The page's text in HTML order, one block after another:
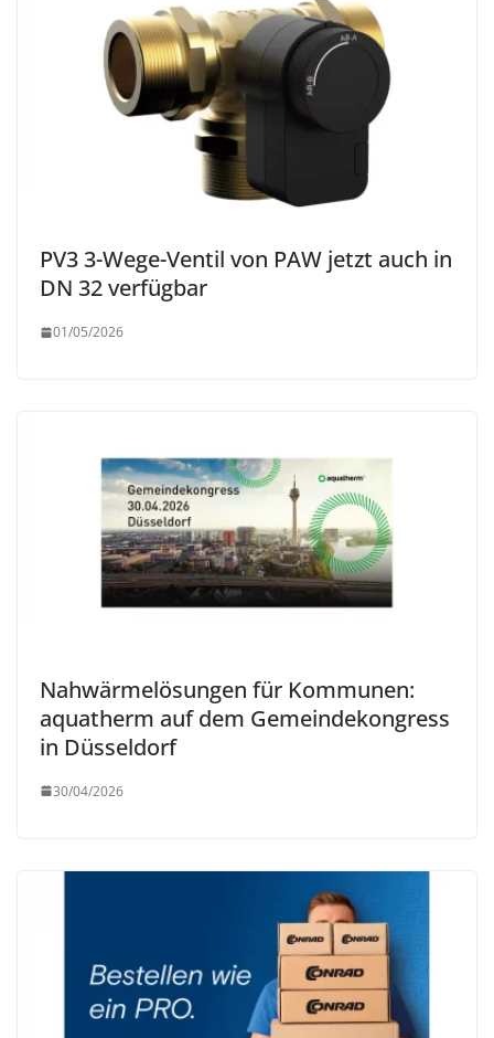
PV3 3-Wege-Ventil von PAW jetzt auch in
DN 32 verfügbar
01/05/2026
Nahwärmelösungen für Kommunen:
aquatherm auf dem Gemeindekongress
in Düsseldorf
30/04/2026